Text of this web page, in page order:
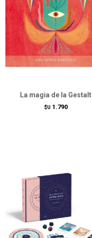
La magia de la Gestalt
$U 1.790